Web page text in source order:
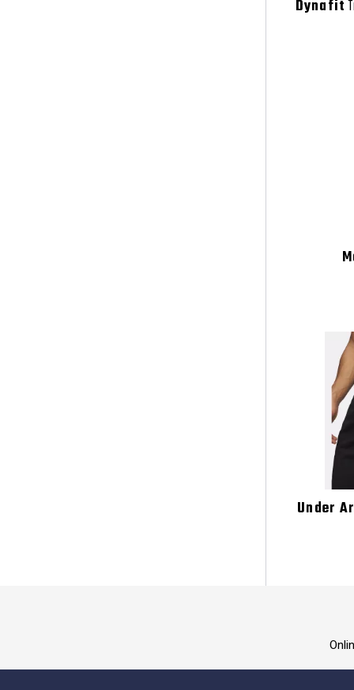
Dynafit
Under